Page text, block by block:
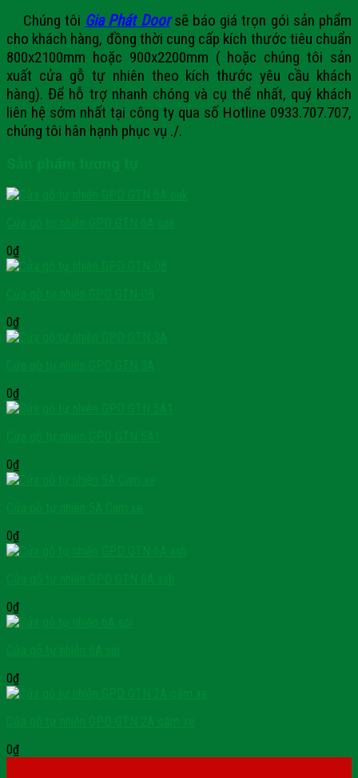
Chúng tôi Gia Phát Doorsẽ báo giá trọn gói sản phẩm
cho khách hàng, đồng thời cung cấp kích thước tiêu chuẩn
800x2100mm hoặc 900x2200mm ( hoặc chúng tôi sản
xuất cửa gỗ tự nhiên theo kích thước yêu cầu khách
hàng).Để hỗ trợ nhanh chóng và cụ thể nhất, quý khách
liên hệ sớm nhất tại công ty qua số Hotline 0933.707.707,
chúng tôi hân hạnh phục vụ ./.
0₫
0₫
0₫
0₫
0₫
0₫
0₫
0₫